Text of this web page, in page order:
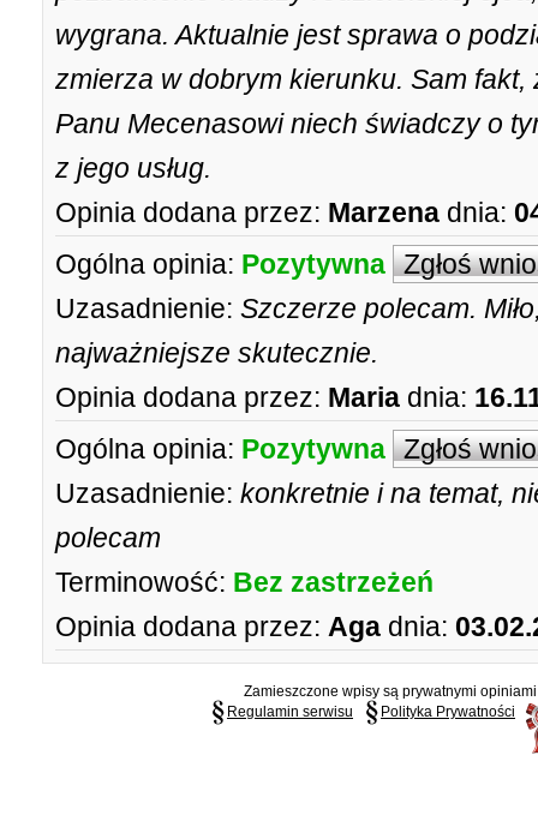
wygrana. Aktualnie jest sprawa o
zmierza w dobrym kierunku. Sam fakt,
Panu Mecenasowi niech świadczy o
z jego usług.
Opinia dodana przez: Marzena dnia:
Ogólna opinia: Pozytywna Zgłoś
Uzasadnienie: Szczerze polecam.
najważniejsze skutecznie.
Opinia dodana przez: Maria dnia:
Ogólna opinia: Pozytywna Zgłoś
Uzasadnienie: konkretnie i na temat,
polecam
Terminowość: Bez zastrzeżeń
Opinia dodana przez: Aga dnia:
Zamieszczone wpisy są prywatnymi
Regulamin serwisu
Polityka Prywatności